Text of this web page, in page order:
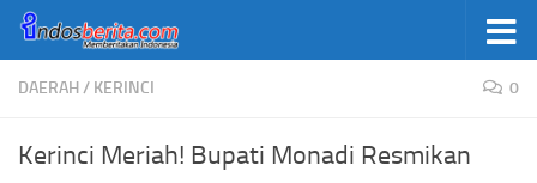
Skip to content
DAERAH/ KERINCI 0
Kerinci Meriah! Bupati Monadi Resmikan